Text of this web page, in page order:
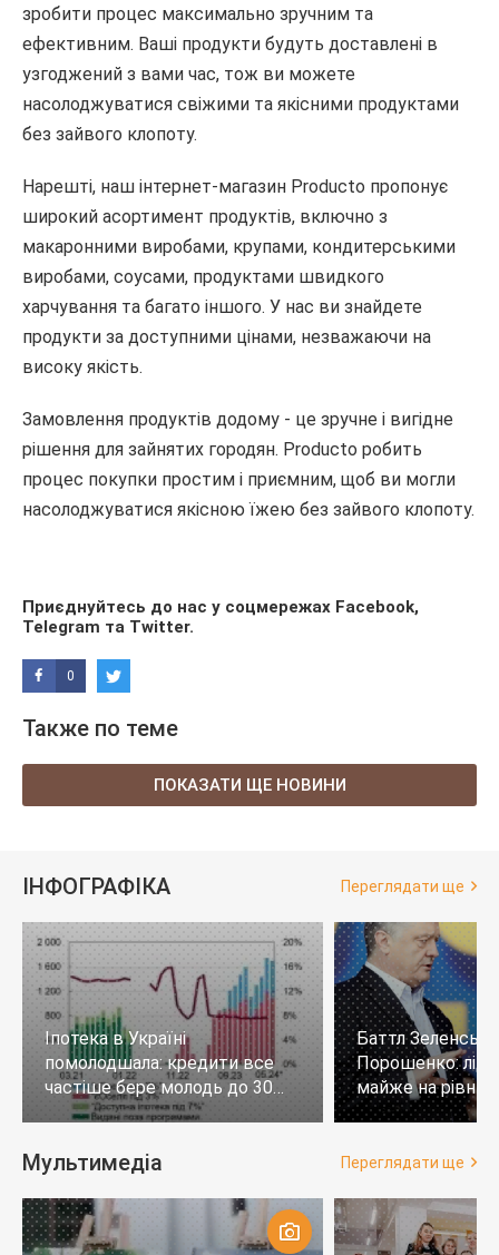
зробити процес максимально зручним та
ефективним. Ваші продукти будуть доставлені в
узгоджений з вами час, тож ви можете
насолоджуватися свіжими та якісними продуктами
без зайвого клопоту.
Нарешті, наш інтернет-магазин Producto пропонує
широкий асортимент продуктів, включно з
макаронними виробами, крупами, кондитерськими
виробами, соусами, продуктами швидкого
харчування та багато іншого. У нас ви знайдете
продукти за доступними цінами, незважаючи на
високу якість.
Замовлення продуктів додому - це зручне і вигідне
рішення для зайнятих городян. Producto робить
процес покупки простим і приємним, щоб ви могли
насолоджуватися якісною їжею без зайвого клопоту.
Приєднуйтесь до нас у соцмережах Facebook,
Telegram та Twitter.
0
Также по теме
ПОКАЗАТИ ЩЕ НОВИНИ
ІНФОГРАФІКА Переглядати ще
Іпотека в Україні
помолодшала: кредити все
частіше бере молодь до 30
років
Баттл
Порошенко:
майже на
тих, хто не
Мультимедіа Переглядати ще